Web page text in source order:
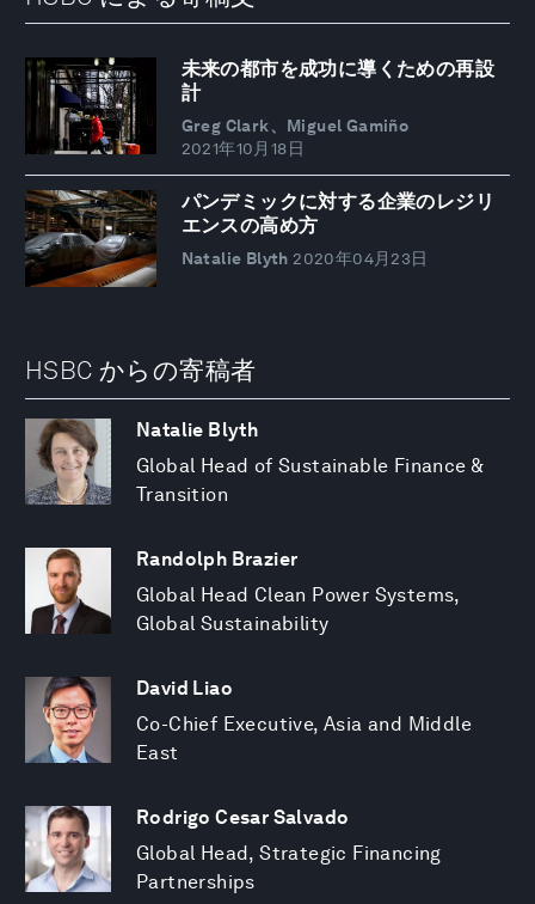
未来の都市を成功に導くための再設
計
Greg Clark、Miguel Gamiño
2021年10月18日
パンデミックに対する企業のレジリ
エンスの高め方
Natalie Blyth 2020年04月23日
HSBC からの寄稿者
Natalie Blyth
Global Head of Sustainable Finance &
Transition
Randolph Brazier
Global Head Clean Power Systems,
Global Sustainability
David Liao
Co-Chief Executive, Asia and Middle
East
Rodrigo Cesar Salvado
Global Head, Strategic Financing
Partnerships